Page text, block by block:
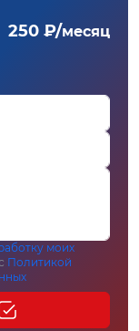
250 ₽/месяц
моих
Политикой